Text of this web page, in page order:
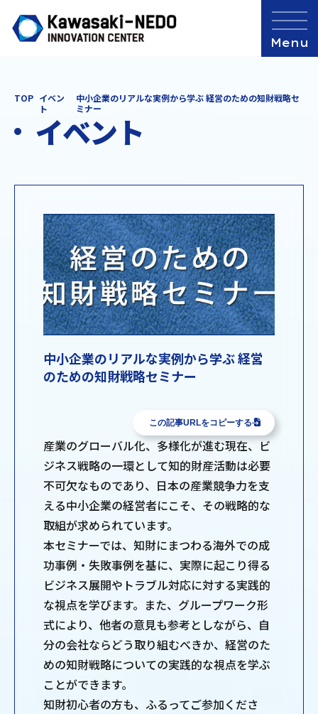
TOP イベン
ト
中小企業のリアルな実例から学ぶ 経営のための知財戦略セ
ミナー
イベント
中小企業のリアルな実例から学ぶ 経営
のための知財戦略セミナー
この記事URLをコピーする
産業のグローバル化、多様化が進む現在、ビ
ジネス戦略の一環として知的財産活動は必要
不可欠なものであり、日本の産業競争力を支
える中小企業の経営者にこそ、その戦略的な
取組が求められています。
本セミナーでは、知財にまつわる海外での成
功事例・失敗事例を基に、実際に起こり得る
ビジネス展開やトラブル対応に対する実践的
な視点を学びます。また、グループワーク形
式により、他者の意見も参考としながら、自
分の会社ならどう取り組むべきか、経営のた
めの知財戦略についての実践的な視点を学ぶ
ことができます。
知財初心者の方も、ふるってご参加くださ